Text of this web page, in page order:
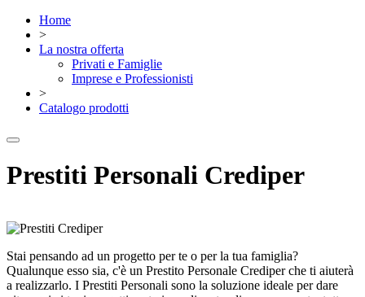
Home
>
La nostra offerta
Privati e Famiglie
Imprese e Professionisti
>
Catalogo prodotti
Prestiti Personali Crediper
Stai pensando ad un progetto per te o per la tua famiglia?
Qualunque esso sia, c'è un Prestito Personale Crediper che ti aiuterà
a realizzarlo. I Prestiti Personali sono la soluzione ideale per dare